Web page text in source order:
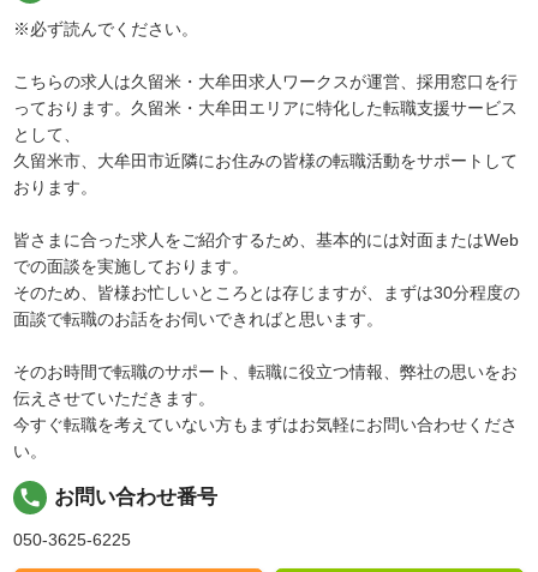
※必ず読んでください。
こちらの求人は久留米・大牟田求人ワークスが運営、採用窓口を行
っております。久留米・大牟田エリアに特化した転職支援サービス
として、
久留米市、大牟田市近隣にお住みの皆様の転職活動をサポートして
おります。
皆さまに合った求人をご紹介するため、基本的には対面またはWeb
での面談を実施しております。
そのため、皆様お忙しいところとは存じますが、まずは30分程度の
面談で転職のお話をお伺いできればと思います。
そのお時間で転職のサポート、転職に役立つ情報、弊社の思いをお
伝えさせていただきます。
今すぐ転職を考えていない方もまずはお気軽にお問い合わせくださ
い。
local_phone お問い合わせ番号
050-3625-6225